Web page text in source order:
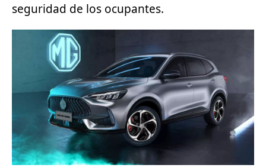
seguridad de los ocupantes.